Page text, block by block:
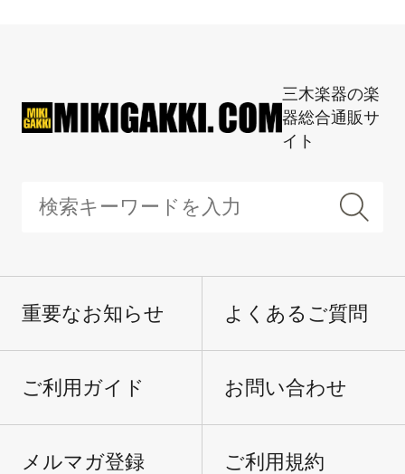
三木楽器の楽
器総合通販サ
イト
重要なお知らせ よくあるご質問
ご利用ガイド お問い合わせ
メルマガ登録 ご利用規約